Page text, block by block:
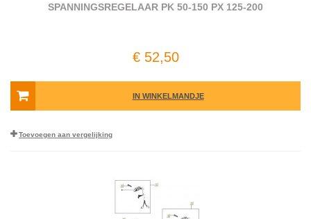
SPANNINGSREGELAAR PK 50-150 PX 125-200
€ 52,50
IN WINKELMANDJE
Toevoegen aan vergelijking